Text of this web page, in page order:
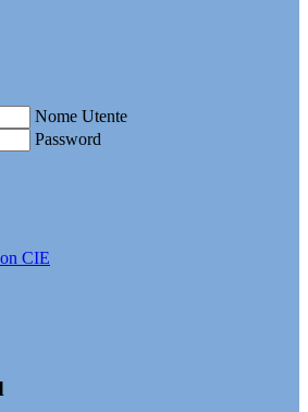
Nome Utente
Password
CIE